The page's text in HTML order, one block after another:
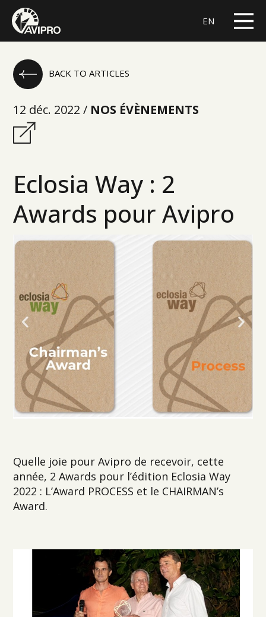
EN
12 déc. 2022 / NOS ÉVÈNEMENTS
BACK TO ARTICLES
Eclosia Way : 2
Awards pour Avipro
Quelle joie pour Avipro de recevoir, cette
année, 2 Awards pour l’édition Eclosia Way
2022 : L’Award PROCESS et le CHAIRMAN’s
Award.